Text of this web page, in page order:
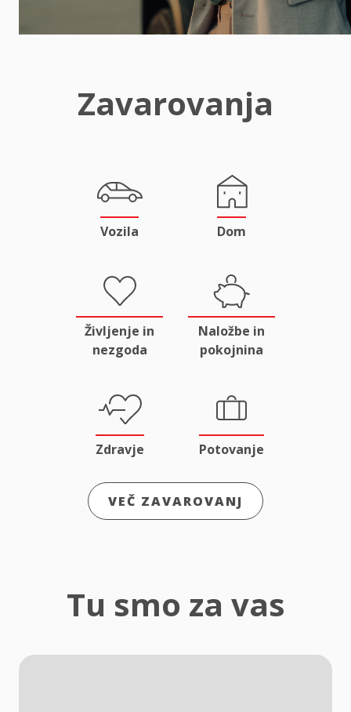
Zavarovanja
Vozila Dom
Življenje in
nezgoda
Naložbe in
pokojnina
Zdravje Potovanje
VEČ ZAVAROVANJ
Tu smo za vas